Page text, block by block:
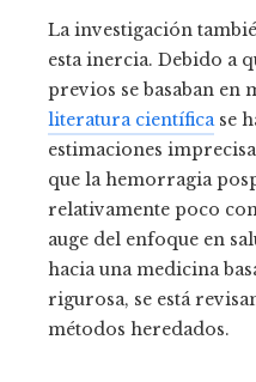
La investigación
esta inercia. Debido a
previos se basaban en
literatura científicase
estimaciones
que la hemorragia
relativamente poco
auge del enfoque en
hacia una medicina
rigurosa, se está
métodos heredados.